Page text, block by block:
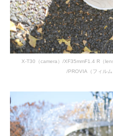
X-T30（camera）/XF35mmF1.4 R（
/PROVIA（フィルム